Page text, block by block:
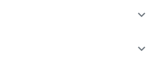

